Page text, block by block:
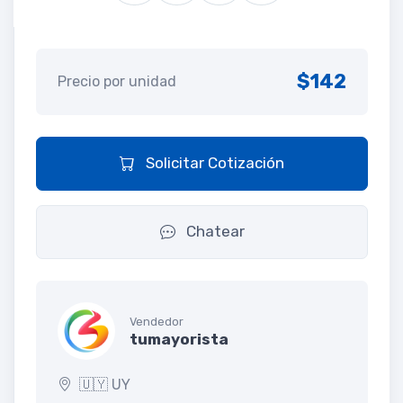
Precio por unidad $142
Solicitar Cotización
Chatear
Vendedor
tumayorista
🇺🇾 UY